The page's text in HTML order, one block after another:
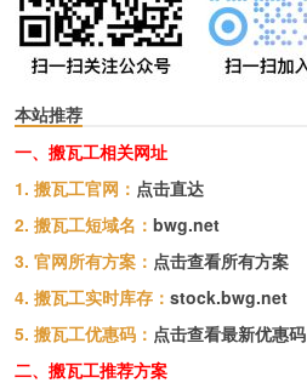
本站推荐
一、搬瓦工相关网址
1. 搬瓦工官网： 点击直达
2. 搬瓦工短域名： bwg.net
3. 官网所有方案： 点击查看所有方案
4. 搬瓦工实时库存： stock.bwg.net
5. 搬瓦工优惠码： 点击查看最新优惠码
二、搬瓦工推荐方案